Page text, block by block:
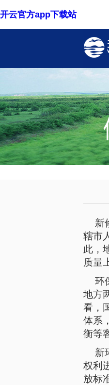
开云官方app下载站
新
辖市
此，
质量
环
地方
看，
体系
衡等
新
权利
放标